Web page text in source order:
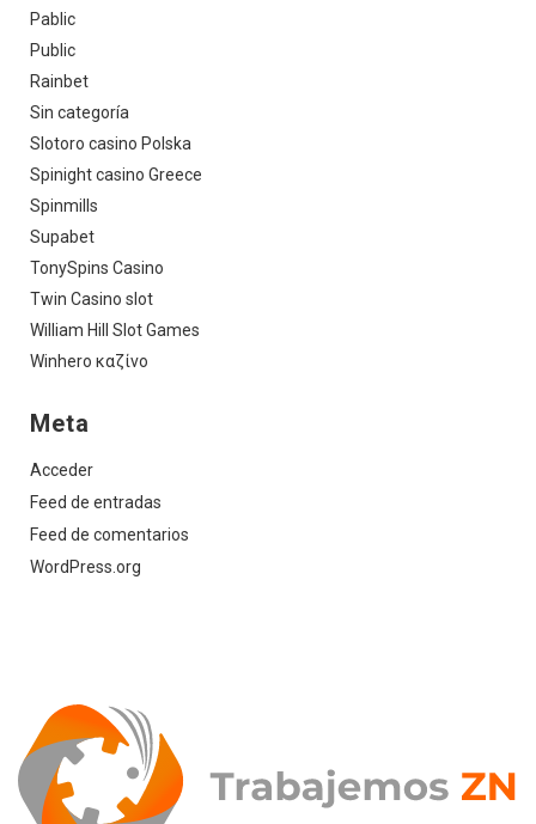
Pablic
Public
Rainbet
Sin categoría
Slotoro casino Polska
Spinight casino Greece
Spinmills
Supabet
TonySpins Casino
Twin Casino slot
William Hill Slot Games
Winhero καζίνο
Meta
Acceder
Feed de entradas
Feed de comentarios
WordPress.org